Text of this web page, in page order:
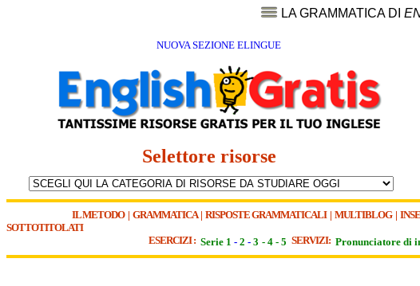
LA GRAMMATICA DI
NUOVA SEZIONE ELINGUE
Selettore risorse
IL METODO| GRAMMATICA| RISPOSTE GRAMMATICALI| MULTIBLOG|
SOTTOTITOLATI
ESERCIZI : Serie 1 - 2 - 3 - 4 - 5 SERVIZI: Pronunciatore di